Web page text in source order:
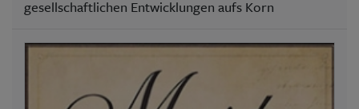
gesellschaftlichen Entwicklungen aufs Korn